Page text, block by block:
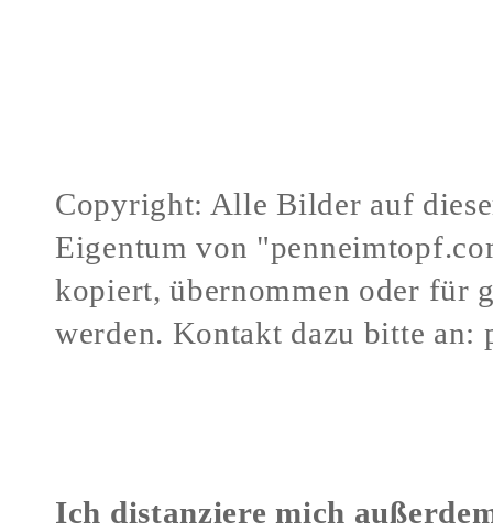
Copyright: Alle Bilder auf
Eigentum von
kopiert, übernommen oder für
werden. Kontakt dazu bitte an:
Ich distanziere mich